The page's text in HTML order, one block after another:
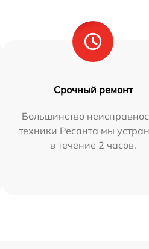
Срочный ремонт
Большинство
техники Ресанта мы
в течение 2 часов.